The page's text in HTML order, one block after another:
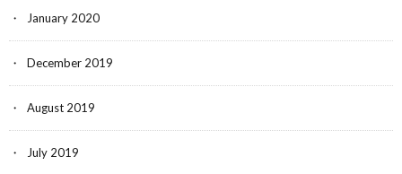
January 2020
December 2019
August 2019
July 2019